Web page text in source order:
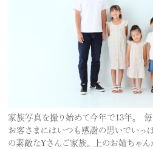
家族写真を撮り始めて今年で13年。
お客さまにはいつも感謝の思いでいっ
の素敵なYさんご家族。 上のお姉ちゃ